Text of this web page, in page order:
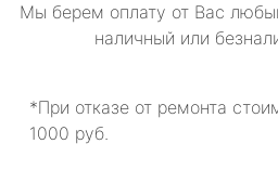
Мы берем оплату от Вас
наличный или
*При отказе от ремонта
1000 руб.